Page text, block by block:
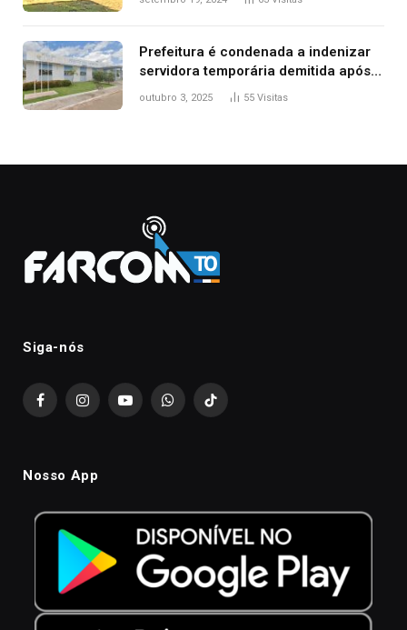
Prefeitura é condenada a indenizar
servidora temporária demitida após
nascimento da filha
outubro 3, 2025 55 Visitas
Siga-nós
FacebookInstagramYouTubeWhatsAppTikTok
Nosso App